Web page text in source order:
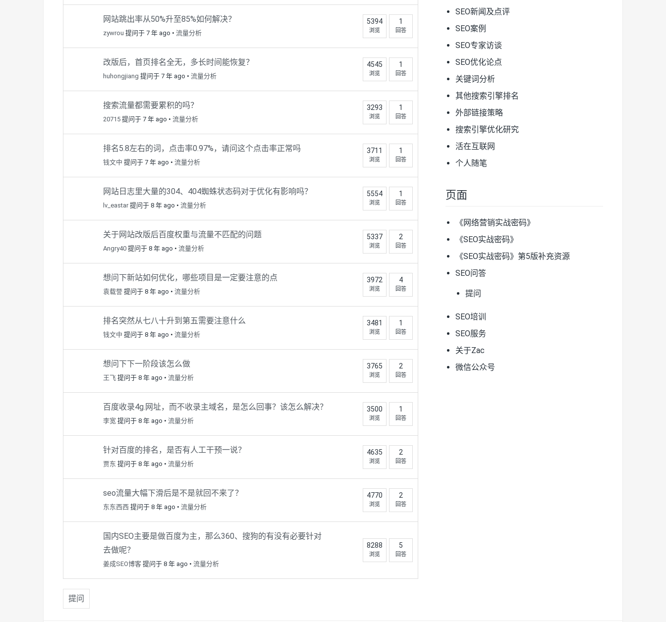
网站跳出率从50%升至85%如何解决？
zywrou 提问于 7 年 ago • 流量分析
5394
浏览
1
回答
改版后，首页排名全无，多长时间能恢复？
huhongjiang 提问于 7 年 ago • 流量分析
4545
浏览
1
回答
搜索流量都需要累积的吗？
20715 提问于 7 年 ago • 流量分析
3293
浏览
1
回答
排名5.8左右的词，点击率0.97%，请问这个点击率正常吗
钱文中 提问于 7 年 ago • 流量分析
3711
浏览
1
回答
网站日志里大量的304、404蜘蛛状态码对于优化有影响吗？
lv_eastar提问于 8 年 ago • 流量分析
5554
浏览
1
回答
关于网站改版后百度权重与流量不匹配的问题
Angry40 提问于 8 年 ago • 流量分析
5337
浏览
2
回答
想问下新站如何优化，哪些项目是一定要注意的点
袁载誉 提问于 8 年 ago • 流量分析
3972
浏览
4
回答
排名突然从七八十升到第五需要注意什么
钱文中 提问于 8 年 ago • 流量分析
3481
浏览
1
回答
想问下下一阶段该怎么做
王飞 提问于 8 年 ago • 流量分析
3765
浏览
2
回答
百度收录4g.网址，而不收录主域名，是怎么回事？该怎么解决？
李宽 提问于 8 年 ago • 流量分析
3500
浏览
1
回答
针对百度的排名，是否有人工干预一说？
贾东 提问于 8 年 ago • 流量分析
4635
浏览
2
回答
seo流量大幅下滑后是不是就回不来了？
东东西西 提问于 8 年 ago • 流量分析
4770
浏览
2
回答
国内SEO主要是做百度为主，那么360、搜狗的有没有必要针对
去做呢？
姜成SEO博客 提问于 8 年 ago • 流量分析
8288
浏览
5
回答
提问
SEO新闻及点评
SEO案例
SEO专家访谈
SEO优化论点
关键词分析
其他搜索引擎排名
外部链接策略
搜索引擎优化研究
活在互联网
个人随笔
页面
《网络营销实战密码》
《SEO实战密码》
《SEO实战密码》第5版补充资源
SEO问答
提问
SEO培训
SEO服务
关于Zac
微信公众号